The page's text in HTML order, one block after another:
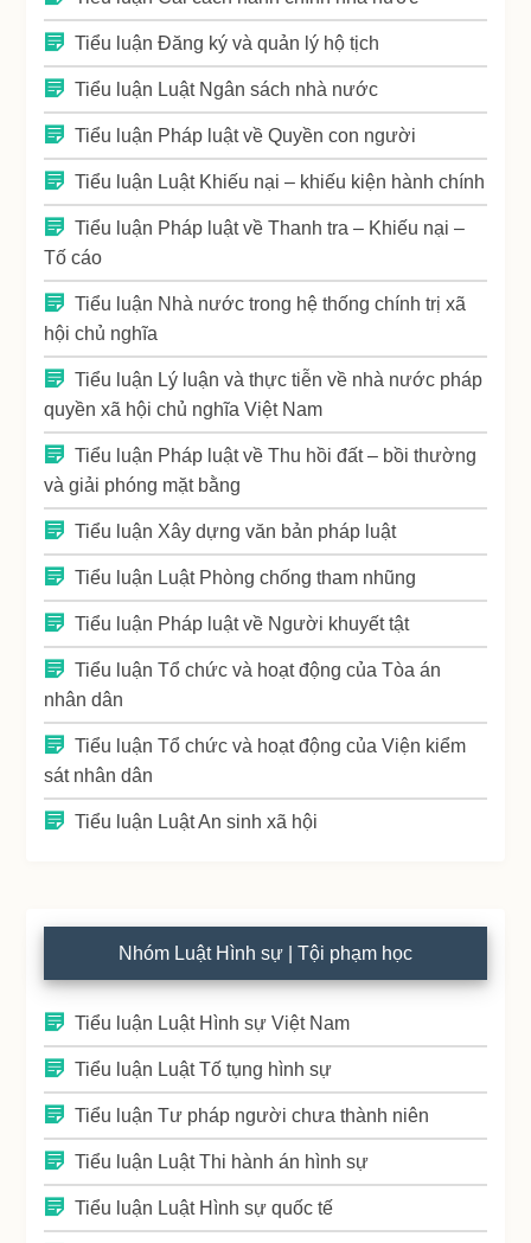
Tiểu luận Đăng ký và quản lý hộ tịch
Tiểu luận Luật Ngân sách nhà nước
Tiểu luận Pháp luật về Quyền con người
Tiểu luận Luật Khiếu nại – khiếu kiện hành chính
Tiểu luận Pháp luật về Thanh tra – Khiếu nại –
Tố cáo
Tiểu luận Nhà nước trong hệ thống chính trị xã
hội chủ nghĩa
Tiểu luận Lý luận và thực tiễn về nhà nước pháp
quyền xã hội chủ nghĩa Việt Nam
Tiểu luận Pháp luật về Thu hồi đất – bồi thường
và giải phóng mặt bằng
Tiểu luận Xây dựng văn bản pháp luật
Tiểu luận Luật Phòng chống tham nhũng
Tiểu luận Pháp luật về Người khuyết tật
Tiểu luận Tổ chức và hoạt động của Tòa án
nhân dân
Tiểu luận Tổ chức và hoạt động của Viện kiểm
sát nhân dân
Tiểu luận Luật An sinh xã hội
Nhóm Luật Hình sự | Tội phạm học
Tiểu luận Luật Hình sự Việt Nam
Tiểu luận Luật Tố tụng hình sự
Tiểu luận Tư pháp người chưa thành niên
Tiểu luận Luật Thi hành án hình sự
Tiểu luận Luật Hình sự quốc tế